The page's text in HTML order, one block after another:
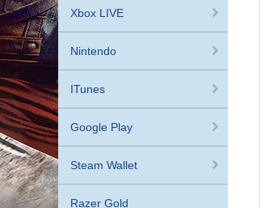
Xbox LIVE
Nintendo
ITunes
Google Play
Steam Wallet
Razer Gold